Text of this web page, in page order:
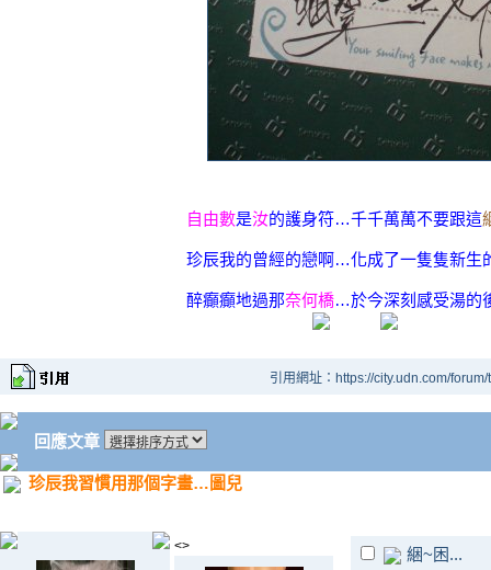
自由數是汝的護身符…千千萬萬不要跟這
珍辰我的曾經的戀啊…化成了一隻隻新生
醉癲癲地過那奈何橋…於今深刻感受湯的
引用網址：https://city.udn.com/
回應文章
珍辰我習慣用那個字畫…圖兒
<> 綑~困...